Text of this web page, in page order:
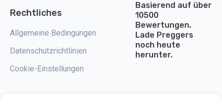
Rechtliches
Allgemeine Bedingungen
Datenschutzrichtlinien
Cookie-Einstellungen
Basierend auf über
10500
Bewertungen.
Lade Preggers
noch heute
herunter.